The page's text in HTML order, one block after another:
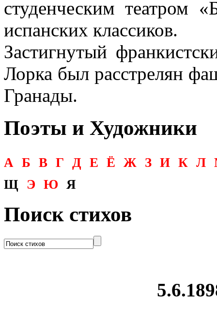
студенческим театром
испанских классиков.
Застигнутый
Лорка был расстрелян
Гранады.
Поэты и Художники
А Б В Г Д Е Ё Ж З И К Л
Щ
Э Ю Я
Поиск стихов